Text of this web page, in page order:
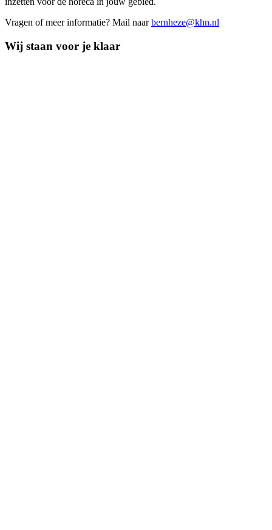
Vragen of meer informatie? Mail naarbernheze@khn.nl
Wij staan voor je klaar